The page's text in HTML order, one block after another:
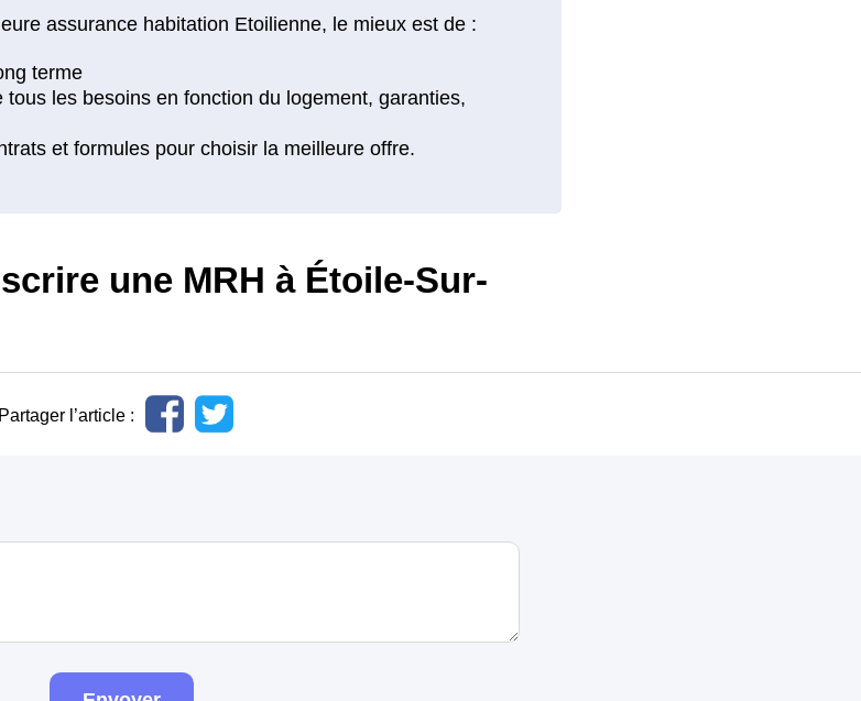
assurance habitation Etoilienne, le mieux est de :
une MRH à Étoile-Sur-
Partager l’article :